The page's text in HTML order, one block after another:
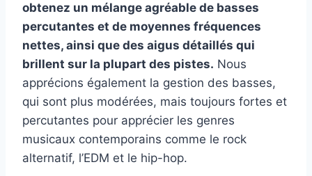
obtenez un mélange agréable de basses
percutantes et de moyennes fréquences
nettes, ainsi que des aigus détaillés qui
brillent sur la plupart des pistes. Nous
apprécions également la gestion des basses,
qui sont plus modérées, mais toujours fortes et
percutantes pour apprécier les genres
musicaux contemporains comme le rock
alternatif, l’EDM et le hip-hop.